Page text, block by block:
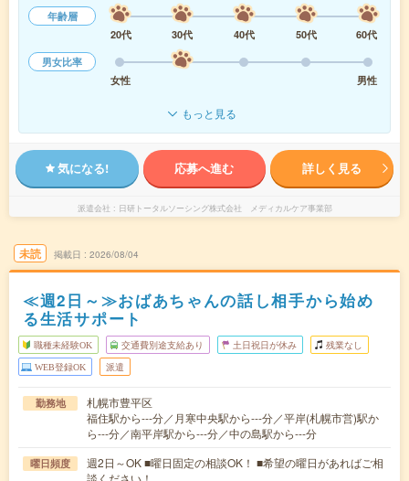
年齢層
20代
30代 40代 50代
60代
男女比率
女性
男性
もっと見る
気になる! 応募へ進む 詳しく見る
派遣会社 日研トータルソーシング株式会社 メディカルケア事業部
未読 掲載日 2026/08/04
≪週2日～≫おばあちゃんの話し相手から始め
る生活サポート
職種未経験OK 交通費別途支給あり 土日祝日が休み 残業なし
WEB登録OK 派遣
勤務地
札幌市豊平区
福住駅から---分／月寒中央駅から---分／平岸(札幌市営)駅か
ら---分／南平岸駅から---分／中の島駅から---分
曜日頻度
週2日～OK ■曜日固定の相談OK！ ■希望の曜日があればご相
談ください！